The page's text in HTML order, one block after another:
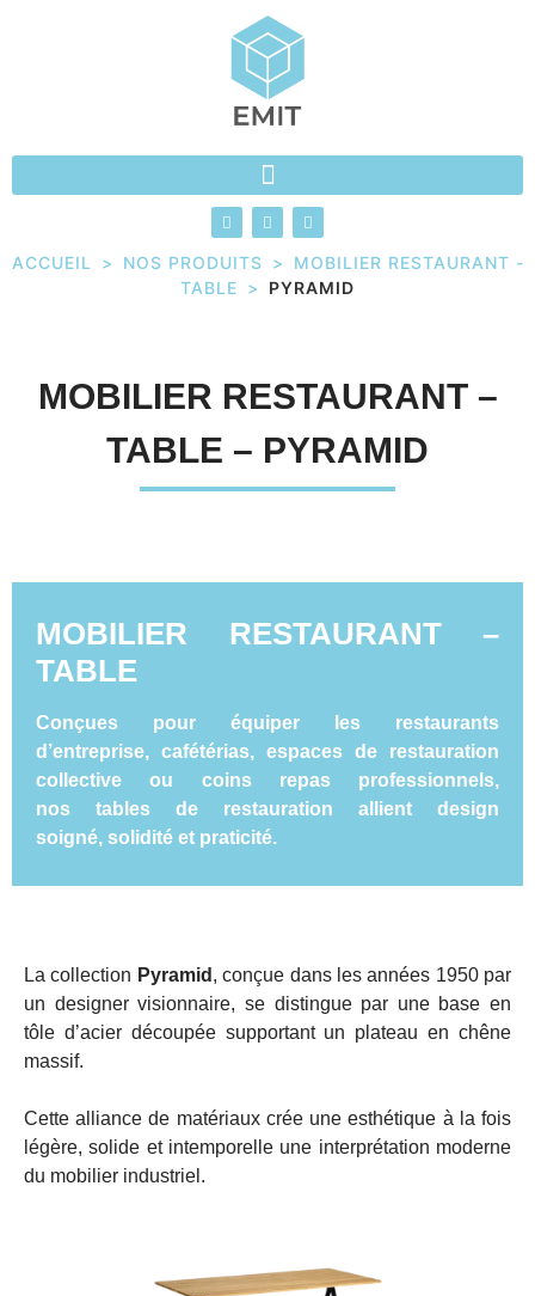
ACCUEIL > NOS PRODUITS >
MOBILIER RESTAURANT -
TABLE > PYRAMID
MOBILIER RESTAURANT –
TABLE – PYRAMID
MOBILIER RESTAURANT –
TABLE
Conçues pour équiper les restaurants
d’entreprise, cafétérias, espaces de restauration
collective ou coins repas professionnels,
nos tables de restauration allient design
soigné, solidité et praticité.
La collection Pyramid , conçue dans les années 1950 par
un designer visionnaire, se distingue par une base en
tôle d’acier découpée supportant un plateau en chêne
massif.
Cette alliance de matériaux crée une esthétique à la fois
légère, solide et intemporelle une interprétation moderne
du mobilier industriel.